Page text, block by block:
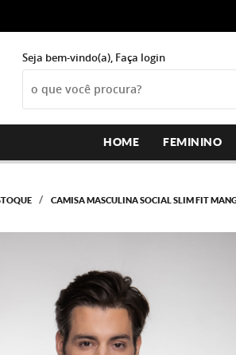
Seja bem-vindo(a), Faça login
HOME FEMININO
CAMISA MASCULINA SOCIAL SLIM FIT